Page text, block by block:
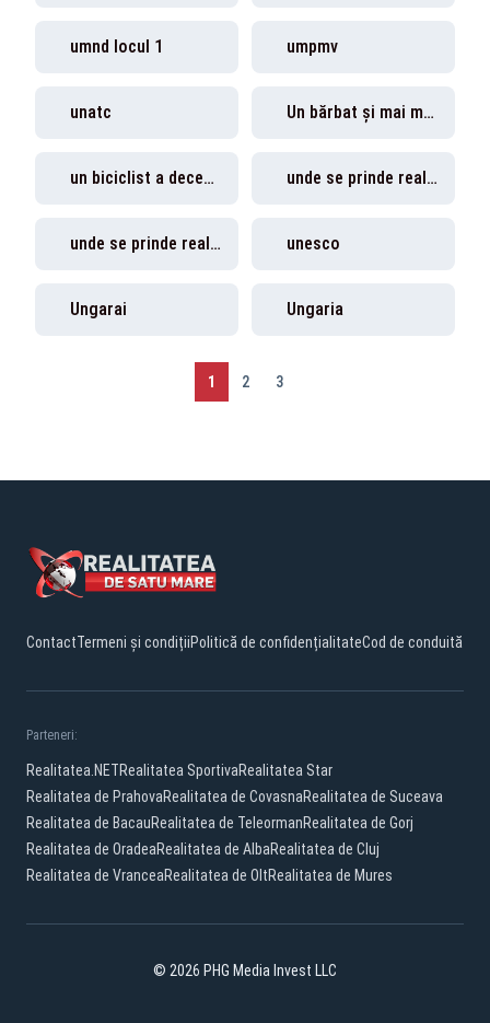
umnd locul 1 umpmv
unatc Un bărbat și mai multe femei
un biciclist a decedat unde se prinde realitatea
unde se prinde realitatea plus unesco
Ungarai Ungaria
1 2 3
ContactTermeni și condițiiPolitică de confidențialitateCod de conduită
Parteneri:
Realitatea.NETRealitatea SportivaRealitatea Star
Realitatea de PrahovaRealitatea de CovasnaRealitatea de Suceava
Realitatea de BacauRealitatea de TeleormanRealitatea de Gorj
Realitatea de OradeaRealitatea de AlbaRealitatea de Cluj
Realitatea de VranceaRealitatea de OltRealitatea de Mures
© 2026 PHG Media Invest LLC